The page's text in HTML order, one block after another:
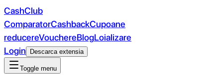
CashClub
ComparatorCashbackCupoane
reducereVouchereBlogLoializare
Login
Descarca extensia
Toggle menu